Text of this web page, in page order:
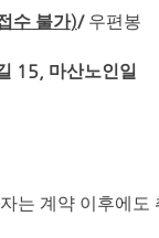
수 불가)/ 우편봉
15, 마산노인일
는 계약 이후에도